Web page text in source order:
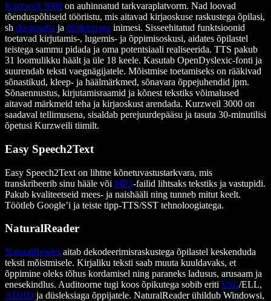
Kurzweil 3000 on auhinnatud tarkvaraplatvorm. Nad loovad
tõenduspõhiseid tööriistu, mis aitavad kirjaoskuse raskustega õpilasi,
sh düsgraafia ja düsleksiaga inimesi. Sisseehitatud funktsioonid
toetavad kirjutamis-, lugemis- ja õppimisoskusi, aidates õpilastel
teistega sammu pidada ja oma potentsiaali realiseerida. TTS pakub
31 loomulikku häält ja üle 18 keele. Kasutab OpenDyslexic-fonti ja
suurendab teksti vaegnägijatele. Mõistmise toetamiseks on rääkivad
sõnastikud, kleep- ja häälmärkmed, sõnavara õppejuhendid jpm.
Sõnaennustus, kirjutamisraamid ja kõnest tekstiks võimalused
aitavad märkmeid teha ja kirjaoskust arendada. Kurzweil 3000 on
saadaval tellimusena, sisaldab perejuurdepääsu ja tasuta 30-minutilisi
õpetusi Kurzweili tiimilt.
Easy Speech2Text
Easy Speech2Text on lihtne kõnetuvastustarkvara, mis
transkribeerib sinu hääle või MP3-failid lihtsaks tekstiks ja vastupidi.
Pakub kvaliteetseid mees- ja naishääli ning tunneb mitut keelt.
Töötleb Google’i ja teiste tipp-TTS/SST tehnoloogiatega.
NaturalReader
NaturalReaderaitab dekodeerimisraskustega õpilastel keskenduda
teksti mõistmisele. Kirjaliku teksti saab muuta kuuldavaks, et
õppimine oleks tõhus kordamisel ning paraneks ladusus, arusaam ja
enesekindlus. Auditoorne tugi koos õpikutega sobib eriti ESL/ELL,
ADHD ja düsleksiaga õppijatele. NaturalReader ühildub Windowsi,